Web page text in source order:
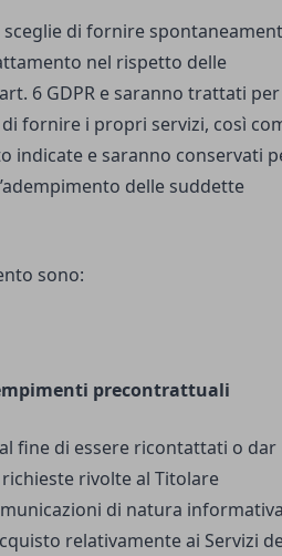
sceglie di fornire
nel rispetto delle
art. 6 GDPR e saranno trattati per
fornire i propri servizi, così
indicate e saranno conservati
delle suddette
sono:
precontrattuali
fine di essere ricontattati o dar
rivolte al Titolare
di natura
relativamente ai Servizi